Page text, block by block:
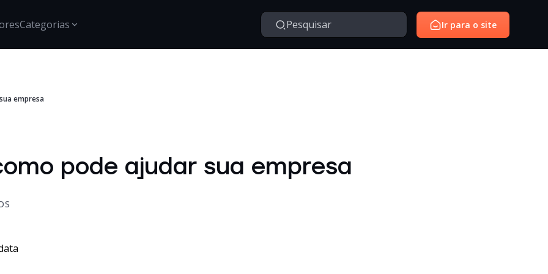
Categorias
inovação e transformação digital no mercado
corporativo.
Ir para o site
empresa
pode ajudar sua empresa